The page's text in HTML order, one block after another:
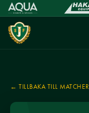
← TILLBAKA TILL MATCHER